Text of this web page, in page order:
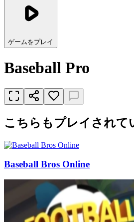
ゲームをプレイ
Baseball Pro
こちらもプレイされて
Baseball Bros Online